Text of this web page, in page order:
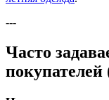
---
Часто
покупателей